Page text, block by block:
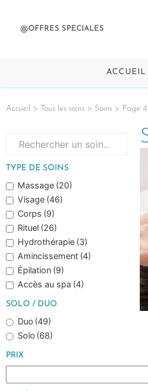
OFFRES SPECIALES
ACCUEIL
Accueil > Tous les soins > Soins > Page 4
TYPE DE SOINS
Massage (20)
Visage (46)
Corps (9)
Rituel (26)
Hydrothérapie (3)
Amincissement (4)
Épilation (9)
Accès au spa (4)
SOLO / DUO
Duo (49)
Solo (68)
PRIX